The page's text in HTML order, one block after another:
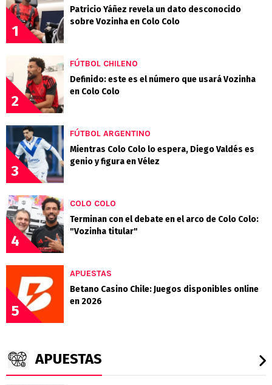
1
Patricio Yáñez revela un dato desconocido
sobre Vozinha en Colo Colo
2
FÚTBOL CHILENO
Definido: este es el número que usará Vozinha
en Colo Colo
3
FÚTBOL ARGENTINO
Mientras Colo Colo lo espera, Diego Valdés es
genio y figura en Vélez
4
COLO COLO
Terminan con el debate en el arco de Colo Colo:
"Vozinha titular"
5
APUESTAS
Betano Casino Chile: Juegos disponibles online
en 2026
APUESTAS